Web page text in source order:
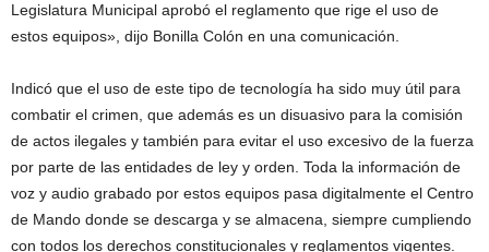
Legislatura Municipal aprobó el reglamento que rige el uso de
estos equipos», dijo Bonilla Colón en una comunicación.
Indicó que el uso de este tipo de tecnología ha sido muy útil para
combatir el crimen, que además es un disuasivo para la comisión
de actos ilegales y también para evitar el uso excesivo de la fuerza
por parte de las entidades de ley y orden. Toda la información de
voz y audio grabado por estos equipos pasa digitalmente el Centro
de Mando donde se descarga y se almacena, siempre cumpliendo
con todos los derechos constitucionales y reglamentos vigentes.